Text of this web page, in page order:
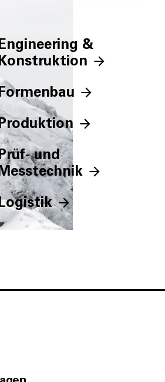
Engineering &
Konstruktion
Formenbau
Produktion
und